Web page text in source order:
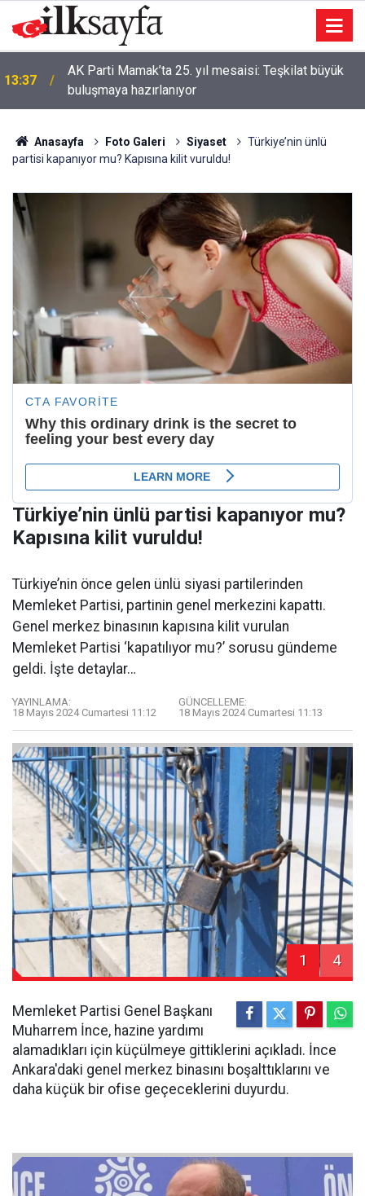
13:37
AK Parti Mamak’ta 25. yıl mesaisi: Teşkilat büyük
buluşmaya hazırlanıyor
Anasayfa Foto Galeri Siyaset
Türkiye’nin ünlü
partisi kapanıyor mu? Kapısına kilit vuruldu!
Türkiye’nin ünlü partisi kapanıyor mu?
Kapısına kilit vuruldu!
Türkiye’nin önce gelen ünlü siyasi partilerinden
Memleket Partisi, partinin genel merkezini kapattı.
Genel merkez binasının kapısına kilit vurulan
Memleket Partisi ‘kapatılıyor mu?’ sorusu gündeme
geldi. İşte detaylar…
YAYINLAMA:
18 Mayıs 2024 Cumartesi 11:12
GÜNCELLEME:
18 Mayıs 2024 Cumartesi 11:13
1 4
Memleket Partisi Genel Başkanı
Muharrem İnce, hazine yardımı
alamadıkları için küçülmeye gittiklerini açıkladı. İnce
Ankara'daki genel merkez binasını boşalttıklarını ve
daha küçük bir ofise geçeceklerini duyurdu.